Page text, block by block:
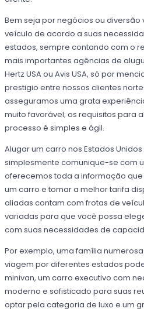
Bem seja por negócios ou
veículo de acordo a suas
estados, sempre contando com o
mais importantes agências de
Hertz USA ou Avis USA, só por
prestigio entre nossos clientes
asseguramos uma grata
muito favorável; os requisitos para
processo é simples e ágil.
Alugar um carro nos Estados
simplesmente comunique-se com
oferecemos toda a informação
um carro e tomar a melhor tarifa
aliadas contam com frotas de
variadas para que você possa
com suas necessidades de
Por exemplo, uma família
viagem por diferentes estados
minivan, um carro executivo com
moderno e sofisticado para suas
optar pela categoria de luxo e um